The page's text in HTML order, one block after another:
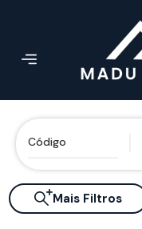
Mais Filtros